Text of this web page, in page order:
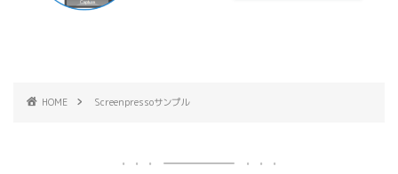
HOME Screenpressoサンプル